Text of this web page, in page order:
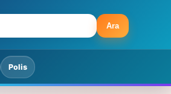
Ara
Polis